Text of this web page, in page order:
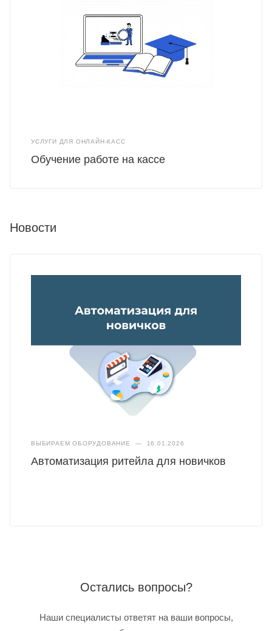
УСЛУГИ ДЛЯ ОНЛАЙН-КАСС
Обучение работе на кассе
Новости
ВЫБИРАЕМ ОБОРУДОВАНИЕ — 16.01.2026
Автоматизация ритейла для новичков
Остались вопросы?
Наши специалисты ответят на ваши вопросы,